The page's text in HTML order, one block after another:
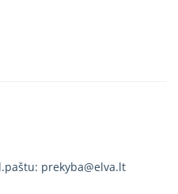
prekyba@elva.lt